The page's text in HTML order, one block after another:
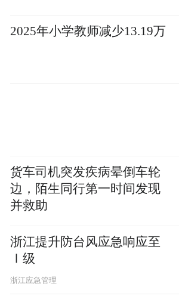
2025年小学教师减少13.19万
货车司机突发疾病晕倒车轮
边，陌生同行第一时间发现
并救助
浙江提升防台风应急响应至
Ⅰ级
浙江应急管理